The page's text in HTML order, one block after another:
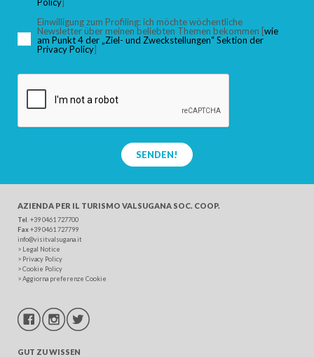
Einwilligung zum Profiling: ich möchte wöchentliche
Newsletter über meinen beliebten Themen bekommen [wie
am Punkt 4 der „Ziel- und Zweckstellungen“ Sektion der
Privacy Policy]
SENDEN!
AZIENDA PER IL TURISMO VALSUGANA SOC. COOP.
Tel . +39 0461 727700
Fax+39 0461 727799
info@visitvalsugana.it
> Legal Notice
> Privacy Policy
>Cookie Policy
>Aggiorna preferenze Cookie
GUT ZU WISSEN